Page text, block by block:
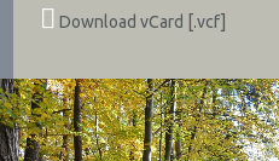
Download vCard [.vcf]